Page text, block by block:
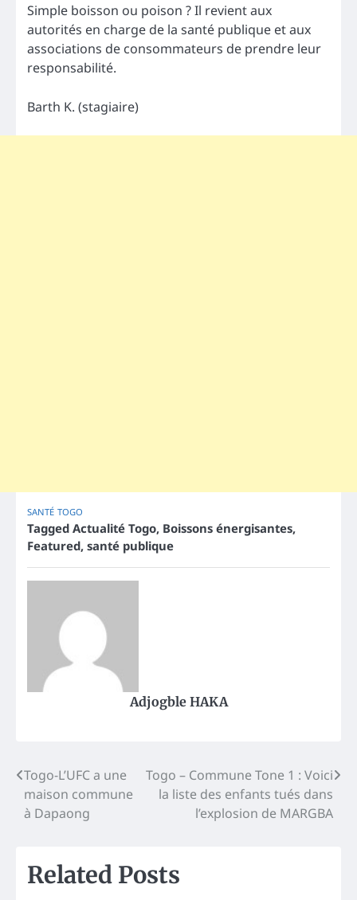
Simple boisson ou poison ? Il revient aux
autorités en charge de la santé publique et aux
associations de consommateurs de prendre leur
responsabilité.
Barth K. (stagiaire)
SANTÉ TOGO
Tagged Actualité Togo, Boissons énergisantes,
Featured, santé publique
Adjogble HAKA
Post
navigation
Togo-L’UFC a une
maison commune
à Dapaong
Togo – Commune Tone 1 : Voici
la liste des enfants tués dans
l’explosion de MARGBA
Related Posts